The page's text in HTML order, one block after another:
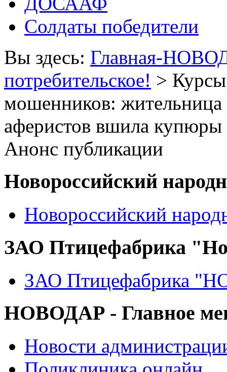
Солдаты победители
Вы здесь: Главная-
потребительское! >
мошенников: жительница
аферистов вшила купюры
Анонс публикации
Новороссийский
Новороссийский
ЗАО Птицефабрика
ЗАО Птицефабрика
НОВОДАР - Главное
Новости